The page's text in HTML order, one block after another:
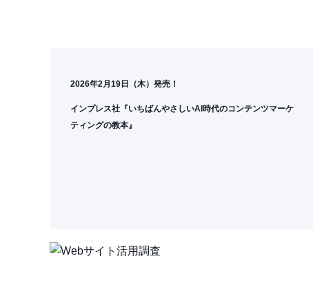
2026年2月19日（木）発売！
インプレス社『いちばんやさしいAI時代のコンテンツマーケ
ティングの教本』